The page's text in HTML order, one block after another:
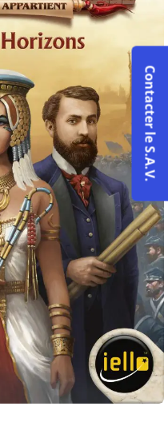
Contacter le S.A.V.